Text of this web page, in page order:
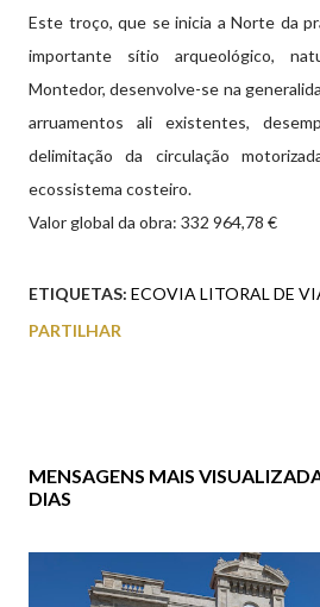
Este troço, que se inicia a Norte da
importante sítio arqueológico,
Montedor, desenvolve-se na
arruamentos ali existentes,
delimitação da circulação
ecossistema costeiro.
Valor global da obra: 332 964,78 €
ETIQUETAS: ECOVIA LITORAL DE
PARTILHAR
MENSAGENS MAIS
DIAS